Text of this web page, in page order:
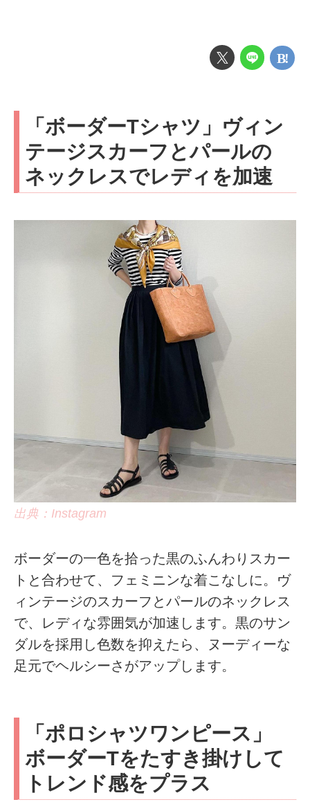
「ボーダーTシャツ」ヴィン
テージスカーフとパールの
ネックレスでレディを加速
出典：Instagram
ボーダーの一色を拾った黒のふんわりスカー
トと合わせて、フェミニンな着こなしに。ヴ
ィンテージのスカーフとパールのネックレス
で、レディな雰囲気が加速します。黒のサン
ダルを採用し色数を抑えたら、ヌーディーな
足元でヘルシーさがアップします。
「ポロシャツワンピース」
ボーダーTをたすき掛けして
トレンド感をプラス